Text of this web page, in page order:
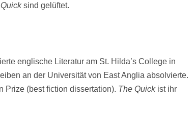
sind gelüftet.
englische Literatur am St. Hilda’s College in
an der Universität von East Anglia absolvierte.
Prize (best fiction dissertation). The Quickist ihr